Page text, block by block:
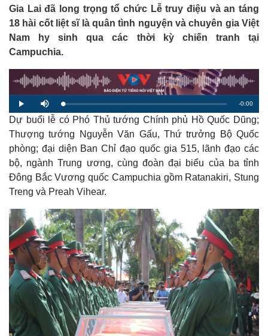
Gia Lai đã long trọng tổ chức Lễ truy điệu và an táng
18 hài cốt liệt sĩ là quân tình nguyện và chuyên gia Việt
Nam hy sinh qua các thời kỳ chiến tranh tại
Campuchia.
P
l
a
M
u
L
o
a
d
d
0
%
R
e
m
i
n
g
i
-0:00
Dự buổi lễ có Phó Thủ tướng Chính phủ Hồ Quốc Dũng;
Thượng tướng Nguyễn Văn Gấu, Thứ trưởng Bộ Quốc
phòng; đại diện Ban Chỉ đạo quốc gia 515, lãnh đạo các
bộ, ngành Trung ương, cùng đoàn đại biểu của ba tỉnh
Đông Bắc Vương quốc Campuchia gồm Ratanakiri, Stung
Treng và Preah Vihear.